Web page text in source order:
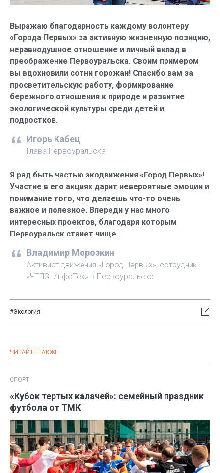
Выражаю благодарность каждому волонтеру
«Города Первых» за активную жизненную позицию,
неравнодушное отношение и личный вклад в
преображение Первоуральска. Своим примером
вы вдохновили сотни горожан! Спасибо вам за
просветительскую работу, формирование
бережного отношения к природе и развитие
экологической культуры среди детей и
подростков.
Игорь Кабец
Глава Первоуральска
Я рад быть частью экодвижения «Город Первых»!
Участие в его акциях дарит невероятные эмоции и
понимание того, что делаешь что-то очень
важное и полезное. Впереди у нас много
интересных проектов, благодаря которым
Первоуральск станет чище.
Владимир Морозкин
Активист движения «Город Первых», сотрудник
«ЧТПЗ. ИнфоТех» в Первоуральске
#Экология
ЧИТАЙТЕ ТАКЖЕ
СПОРТ
«Кубок тертых калачей»: семейный праздник
футбола от ТМК